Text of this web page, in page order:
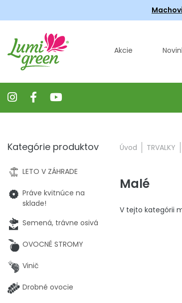
Akcie
Úvod TRVALKY
Malé
V tejto kategórii
Kategórie produktov
LETO V ZÁHRADE
Práve kvitnúce na
sklade!
Semená, trávne osivá
OVOCNÉ STROMY
Vinič
Drobné ovocie